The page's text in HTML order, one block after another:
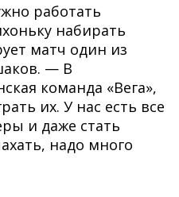
работать
набирать
матч один из
— В
команда «Вега»,
их. У нас есть все
и даже стать
надо много